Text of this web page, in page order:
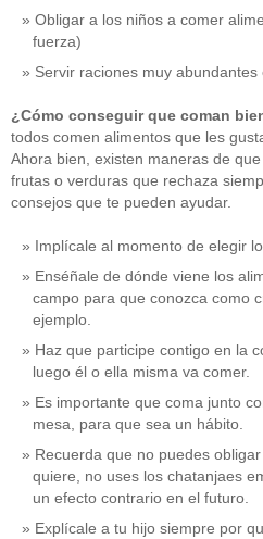
Obligar a los niños a comer
fuerza)
Servir raciones muy abundantes
¿Cómo conseguir que coman
todos comen alimentos que les
Ahora bien, existen maneras de
frutas o verduras que rechaza
consejos que te pueden ayudar.
Implícale al momento de elegir
Enséñale de dónde viene los
campo para que conozca como
ejemplo.
Haz que participe contigo en la
luego él o ella misma va comer.
Es importante que coma junto
mesa, para que sea un hábito.
Recuerda que no puedes
quiere, no uses los chatanjaes
un efecto contrario en el futuro.
Explícale a tu hijo siempre por